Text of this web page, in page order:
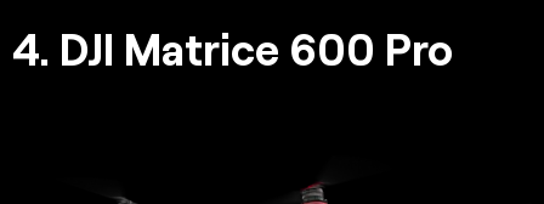
4. DJI Matrice 600 Pro